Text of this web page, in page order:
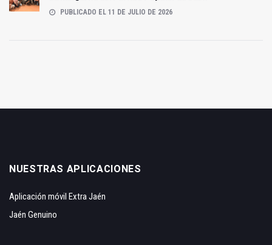
PUBLICADO EL 11 DE JULIO DE 2026
NUESTRAS APLICACIONES
Aplicación móvil Extra Jaén
Jaén Genuino